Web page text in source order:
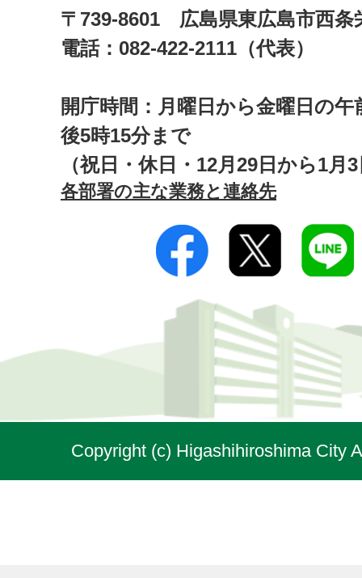
〒739-8601 広島県東広島市西
電話：082-422-2111（代表）
開庁時間：月曜日から金曜日の午
後5時15分まで
（祝日・休日・12月29日から1月
各部署の主な業務と連絡先
Copyright (c) Higashihiroshima City